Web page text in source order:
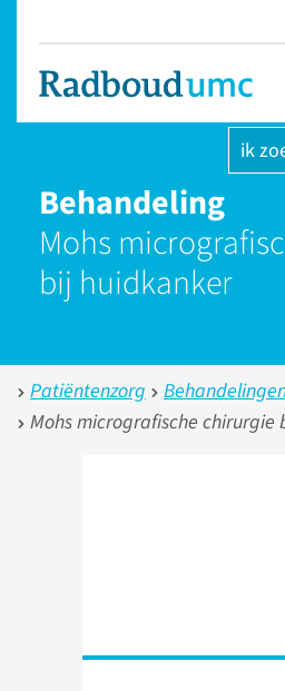
ik
Behandeling
Mohs
bij huidkanker
Patiëntenzorg
Mohs micrografische